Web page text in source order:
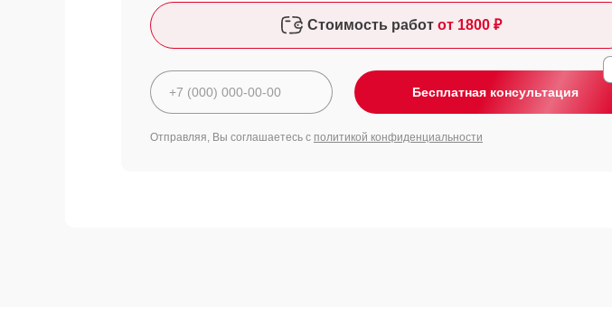
Стоимость работ от 1800 ₽
Бесплатная консультация
Отправляя, Вы соглашаетесь с политикой конфиденциальности